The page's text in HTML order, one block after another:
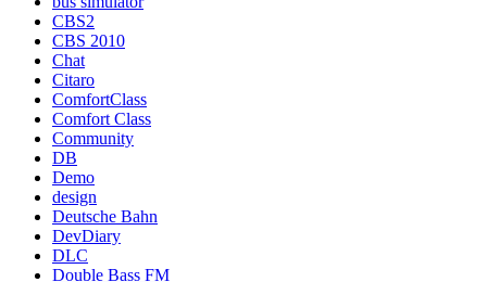
CBS2
CBS 2010
Chat
Citaro
ComfortClass
Comfort Class
Community
DB
Demo
design
Deutsche Bahn
DevDiary
DLC
Double Bass FM